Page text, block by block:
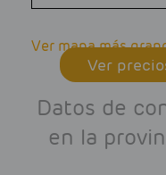
Ver mapa más
Ver
Datos de
en la